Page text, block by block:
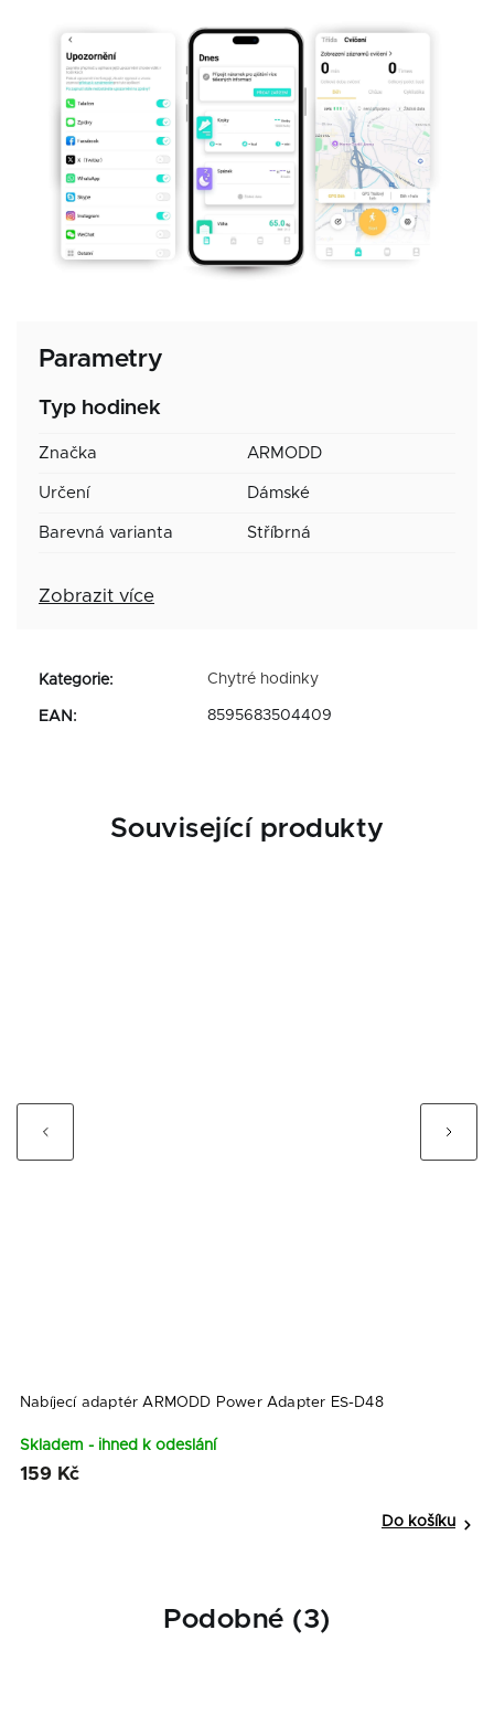
Parametry
Typ hodinek
Značka ARMODD
Určení Dámské
Barevná varianta Stříbrná
Zobrazit více
Kategorie: Chytré hodinky
EAN : 8595683504409
Související produkty
Previous
Nabíjecí adaptér ARMODD Power Adapter ES-D48
Skladem - ihned k odeslání
159 Kč
Do košíku
Podobné (3)